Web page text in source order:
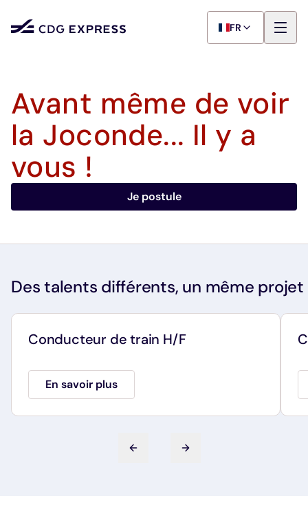
FR
Avant même de voir
la Joconde... Il y a
vous !
Je postule
Des talents différents, un même projet
diapositive précédente
diapositive suivante
Conducteur de train H/F
En savoir plus